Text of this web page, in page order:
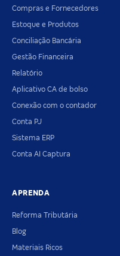
Compras e Fornecedores
Estoque e Produtos
Conciliação Bancária
Gestão Financeira
Relatório
Aplicativo CA de bolso
Conexão com o contador
Conta PJ
Sistema ERP
Conta AI Captura
APRENDA
Reforma Tributária
Blog
Materiais Ricos